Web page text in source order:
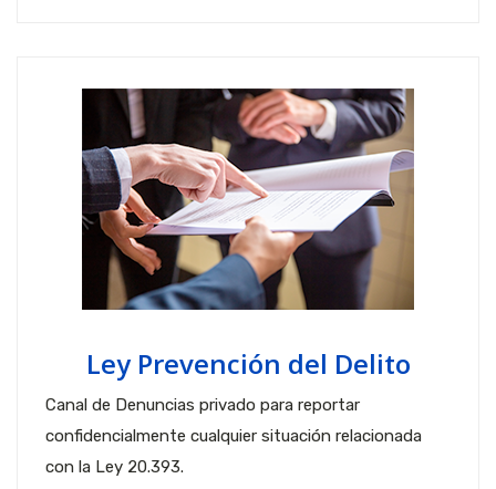
Ley Prevención del Delito
Canal de Denuncias privado para reportar
confidencialmente cualquier situación relacionada
con la Ley 20.393.